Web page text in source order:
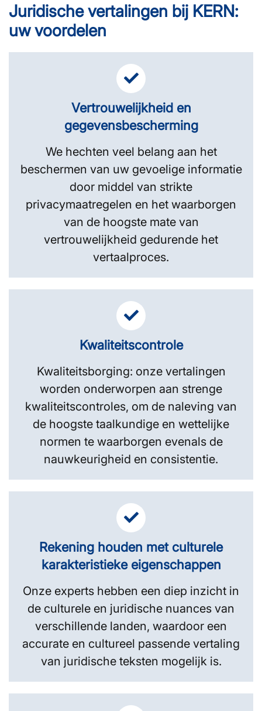
Juridische vertalingen bij KERN:
uw voordelen
Vertrouwelijkheid en
gegevensbescherming
We hechten veel belang aan het
beschermen van uw gevoelige informatie
door middel van strikte
privacymaatregelen en het waarborgen
van de hoogste mate van
vertrouwelijkheid gedurende het
vertaalproces.
Kwaliteitscontrole
Kwaliteitsborging: onze vertalingen
worden onderworpen aan strenge
kwaliteitscontroles, om de naleving van
de hoogste taalkundige en wettelijke
normen te waarborgen evenals de
nauwkeurigheid en consistentie.
Rekening houden met culturele
karakteristieke eigenschappen
Onze experts hebben een diep inzicht in
de culturele en juridische nuances van
verschillende landen, waardoor een
accurate en cultureel passende vertaling
van juridische teksten mogelijk is.